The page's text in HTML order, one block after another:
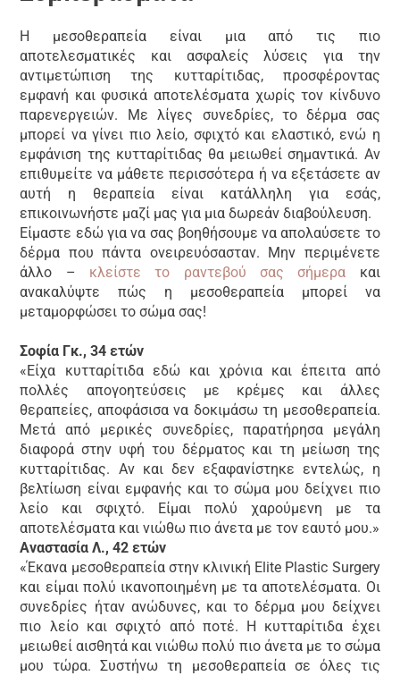
Η μεσοθεραπεία είναι μια από τις πιο
αποτελεσματικές και ασφαλείς λύσεις για την
αντιμετώπιση της κυτταρίτιδας, προσφέροντας
εμφανή και φυσικά αποτελέσματα χωρίς τον κίνδυνο
παρενεργειών. Με λίγες συνεδρίες, το δέρμα σας
μπορεί να γίνει πιο λείο, σφιχτό και ελαστικό, ενώ η
εμφάνιση της κυτταρίτιδας θα μειωθεί σημαντικά. Αν
επιθυμείτε να μάθετε περισσότερα ή να εξετάσετε αν
αυτή η θεραπεία είναι κατάλληλη για εσάς,
επικοινωνήστε μαζί μας για μια δωρεάν διαβούλευση.
Είμαστε εδώ για να σας βοηθήσουμε να απολαύσετε το
δέρμα που πάντα ονειρευόσασταν. Μην περιμένετε
άλλο – κλείστε το ραντεβού σας σήμερα και
ανακαλύψτε πώς η μεσοθεραπεία μπορεί να
μεταμορφώσει το σώμα σας!
Σοφία Γκ., 34 ετών
«Είχα κυτταρίτιδα εδώ και χρόνια και έπειτα από
πολλές απογοητεύσεις με κρέμες και άλλες
θεραπείες, αποφάσισα να δοκιμάσω τη μεσοθεραπεία.
Μετά από μερικές συνεδρίες, παρατήρησα μεγάλη
διαφορά στην υφή του δέρματος και τη μείωση της
κυτταρίτιδας. Αν και δεν εξαφανίστηκε εντελώς, η
βελτίωση είναι εμφανής και το σώμα μου δείχνει πιο
λείο και σφιχτό. Είμαι πολύ χαρούμενη με τα
αποτελέσματα και νιώθω πιο άνετα με τον εαυτό μου.»
Αναστασία Λ., 42 ετών
«Έκανα μεσοθεραπεία στην κλινική Elite Plastic Surgery
και είμαι πολύ ικανοποιημένη με τα αποτελέσματα. Οι
συνεδρίες ήταν ανώδυνες, και το δέρμα μου δείχνει
πιο λείο και σφιχτό από ποτέ. Η κυτταρίτιδα έχει
μειωθεί αισθητά και νιώθω πολύ πιο άνετα με το σώμα
μου τώρα. Συστήνω τη μεσοθεραπεία σε όλες τις